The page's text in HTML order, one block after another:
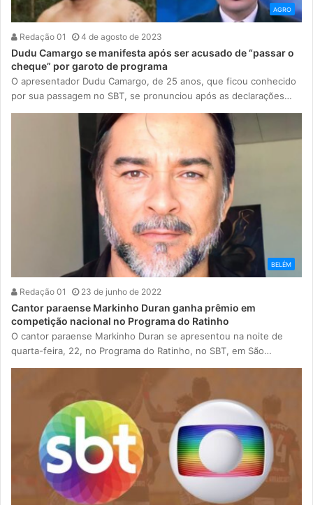
AGRO
Redação 01 4 de agosto de 2023
Dudu Camargo se manifesta após ser acusado de “passar o
cheque” por garoto de programa
O apresentador Dudu Camargo, de 25 anos, que ficou conhecido
por sua passagem no SBT, se pronunciou após as declarações…
BELÉM
Redação 01 23 de junho de 2022
Cantor paraense Markinho Duran ganha prêmio em
competição nacional no Programa do Ratinho
O cantor paraense Markinho Duran se apresentou na noite de
quarta-feira, 22, no Programa do Ratinho, no SBT, em São…